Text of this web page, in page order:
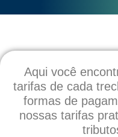
Aqui você
tarifas de cada
formas de
nossas tarifas